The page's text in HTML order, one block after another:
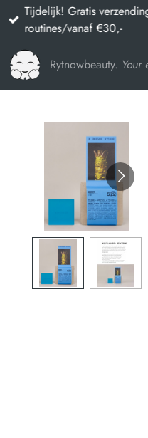
Ga
direct
naar
de
hoofdinhoud
Rytnowbeauty. Your
Tijdelijk! Gratis
routines/vanaf €30,-